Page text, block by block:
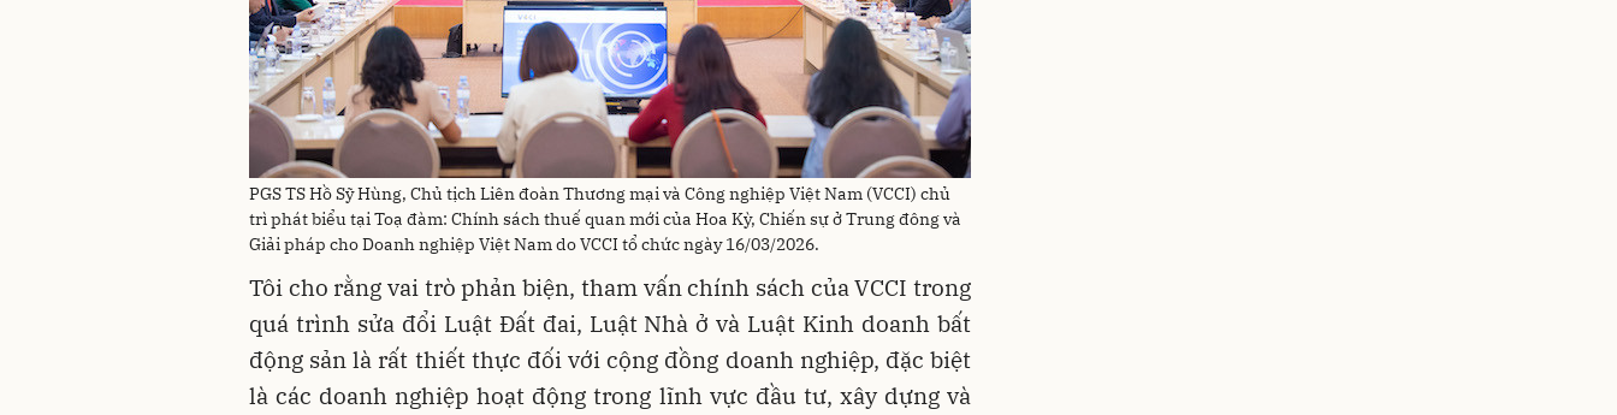
PGS TS Hồ Sỹ Hùng, Chủ tịch Liên đoàn Thương mại và Công nghiệp Việt Nam (VCCI) chủ
trì phát biểu tại Toạ đàm: Chính sách thuế quan mới của Hoa Kỳ, Chiến sự ở Trung đông và
Giải pháp cho Doanh nghiệp Việt Nam do VCCI tổ chức ngày 16/03/2026.
Tôi cho rằng vai trò phản biện, tham vấn chính sách của VCCI trong
quá trình sửa đổi Luật Đất đai, Luật Nhà ở và Luật Kinh doanh bất
động sản là rất thiết thực đối với cộng đồng doanh nghiệp, đặc biệt
là các doanh nghiệp hoạt động trong lĩnh vực đầu tư, xây dựng và